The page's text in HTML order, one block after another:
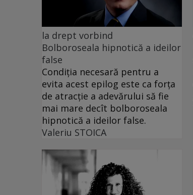
la drept vorbind
Bolboroseala hipnotică a ideilor
false
Condiția necesară pentru a
evita acest epilog este ca forța
de atracție a adevărului să fie
mai mare decît bolboroseala
hipnotică a ideilor false.
Valeriu STOICA